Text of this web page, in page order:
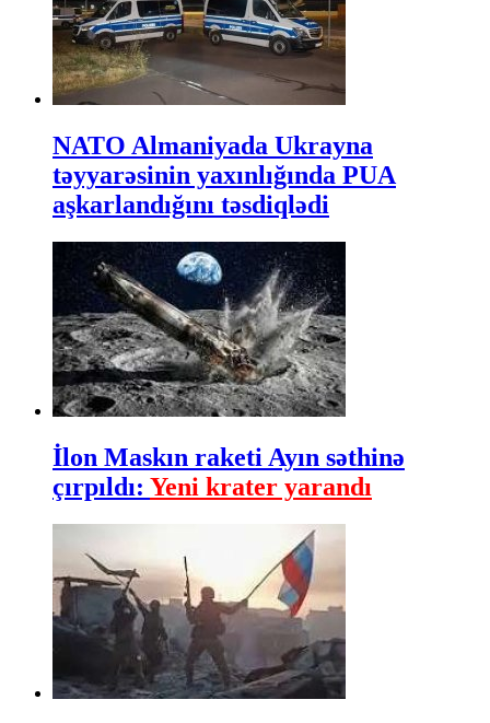
NATO Almaniyada Ukrayna
təyyarəsinin yaxınlığında PUA
aşkarlandığını təsdiqlədi
İlon Maskın raketi Ayın səthinə
çırpıldı: Yeni krater yarandı